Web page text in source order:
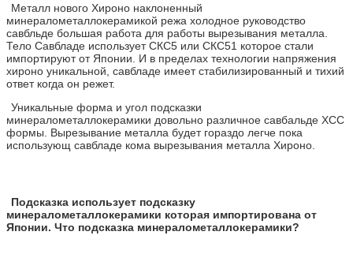
Металл нового Хироно наклоненный
минералометаллокерамикой режа холодное руководство
савбльде большая работа для работы вырезывания металла.
Тело Савбладе использует СКС5 или СКС51 которое стали
импортируют от Японии. И в пределах технологии напряжения
хироно уникальной, савбладе имеет стабилизированный и тихий
ответ когда он режет.
Уникальные форма и угол подсказки
минералометаллокерамики довольно различное савбальде ХСС
формы. Вырезывание металла будет гораздо легче пока
использующ савбладе кома вырезывания металла Хироно.
Подсказка использует подсказку
минералометаллокерамики которая импортирована от
Японии. Что подсказка минералометаллокерамики?